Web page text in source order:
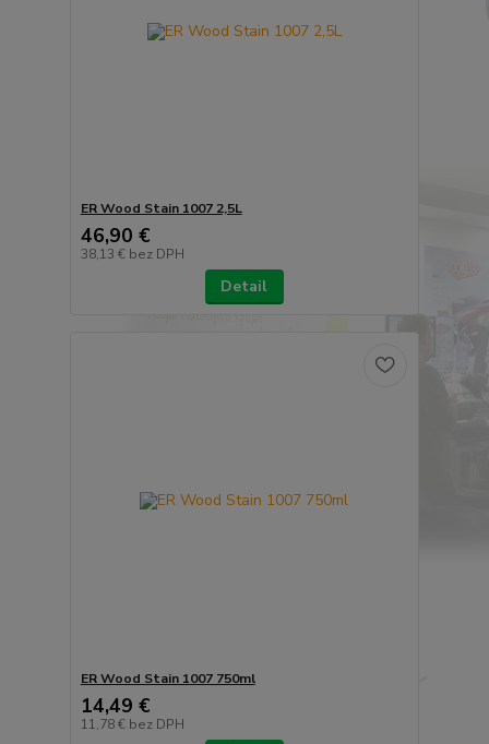
ER Wood Stain 1007 2,5L
46,90 €
38,13 € bez DPH
Detail
ER Wood Stain 1007 750ml
14,49 €
11,78 € bez DPH